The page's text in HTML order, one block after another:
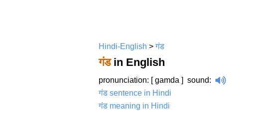
Hindi-English >गंड
गंडin English
pronunciation: [ gamda ] sound:
गंड sentence in Hindi
गंड meaning in Hindi